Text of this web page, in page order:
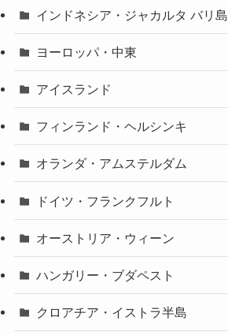
インドネシア・ジャカルタ バリ島
ヨーロッパ・中東
アイスランド
フィンランド・ヘルシンキ
オランダ・アムステルダム
ドイツ・フランクフルト
オーストリア・ウィーン
ハンガリー・ブダペスト
クロアチア・イストラ半島